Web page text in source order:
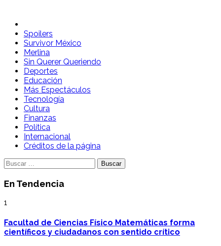
Spoilers Desde la Cuna
Sitio con información sobre series, película, reality shows y
telenovelas
Spoilers
Survivor México
Merlina
Sin Querer Queriendo
Deportes
Educación
Más Espectáculos
Tecnología
Cultura
Finanzas
Política
Internacional
Créditos de la página
Buscar:
En Tendencia
1
Facultad de Ciencias Físico Matemáticas forma
científicos y ciudadanos con sentido crítico